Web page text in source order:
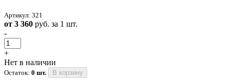
Артикул: 321
от 3 360 руб. за 1 шт.
-
+
Нет в наличии
Остаток: 0 шт. В корзину